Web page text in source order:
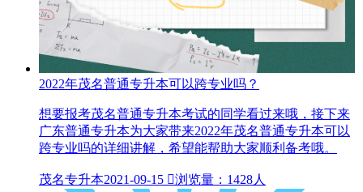
2022年茂名普通专升本可以跨专业吗？
想要报考茂名普通专升本考试的同学看过来哦，接下来
广东普通专升本为大家带来2022年茂名普通专升本可以
跨专业吗的详细讲解，希望能帮助大家顺利备考哦。
茂名专升本2021-09-15 浏览量：1428人